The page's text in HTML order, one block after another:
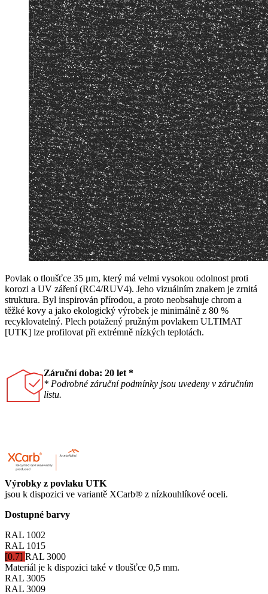
Povlak o tloušťce 35 μm, který má velmi vysokou odolnost proti
korozi a UV záření (RC4/RUV4). Jeho vizuálním znakem je zrnitá
struktura. Byl inspirován přírodou, a proto neobsahuje chrom a
těžké kovy a jako ekologický výrobek je minimálně z 80 %
recyklovatelný. Plech potažený pružným povlakem ULTIMAT
[UTK] lze profilovat při extrémně nízkých teplotách.
Záruční doba: 20 let *
* Podrobné záruční podmínky jsou uvedeny v záručním
listu.
Výrobky z povlaku UTK
jsou k dispozici ve variantě XCarb® z nízkouhlíkové oceli.
Dostupné barvy
RAL 1002
RAL 1015
[0.7] RAL 3000
Materiál je k dispozici také v tloušťce 0,5 mm.
RAL 3005
RAL 3009